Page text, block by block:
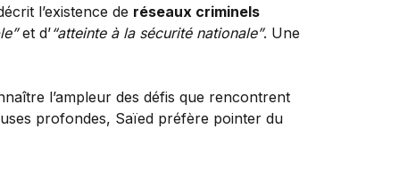
l’existence de réseaux criminels
et d’“atteinte à la sécurité nationale”. Une
l’ampleur des défis que rencontrent
profondes, Saïed préfère pointer du